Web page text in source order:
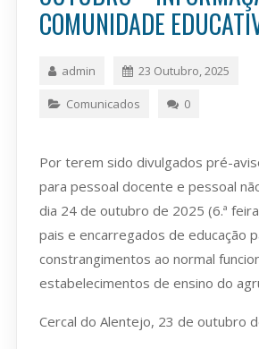
COMUNIDADE
admin 23 Outubro, 2025
Comunicados 0
Por terem sido divulgados pré-
para pessoal docente e pessoal
dia 24 de outubro de 2025 (6.ª
pais e encarregados de educação
constrangimentos ao normal
estabelecimentos de ensino do
Cercal do Alentejo, 23 de outubro